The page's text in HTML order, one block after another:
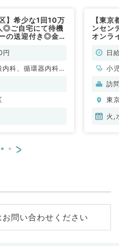
】希少な1回10万
◎ご自宅にて待機
の送迎付き◎金
案内可能です～
円
科、循環器内科、
化器内科
【東
ンセン
オンラ
の募日
小
呼
訪
東
火,
>
問い合わせください